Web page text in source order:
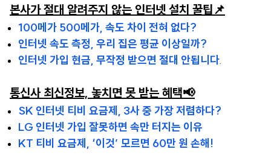
본사가 절대 알려주지 않는 인터넷 설치 꿀팁📌
100메가 500메가, 속도 차이 전혀 없다?
인터넷 속도 측정, 우리 집은 평균 이상일까?
인터넷 가입 현금, 무작정 받으면 절대 안됩니다.
통신사 최신정보, 놓치면 못 받는 혜택📢
SK 인터넷 티비 요금제, 3사 중 가장 저렴하다?
LG 인터넷 가입 잘못하면 속만 터지는 이유
KT 티비 요금제, ‘이것’ 모르면 60만 원 손해!